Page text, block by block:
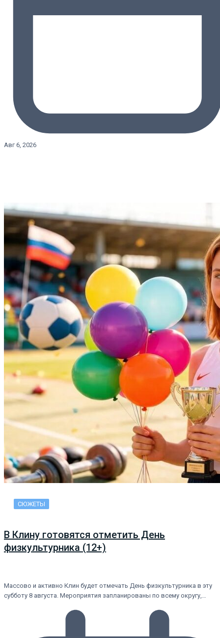
Авг 6, 2026
СЮЖЕТЫ
В Клину готовятся отметить День
физкультурника (12+)
Массово и активно Клин будет отмечать День физкультурника в эту
субботу 8 августа. Мероприятия запланированы по всему округу,…